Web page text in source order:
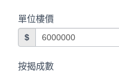
單位樓價
$
按揭成數